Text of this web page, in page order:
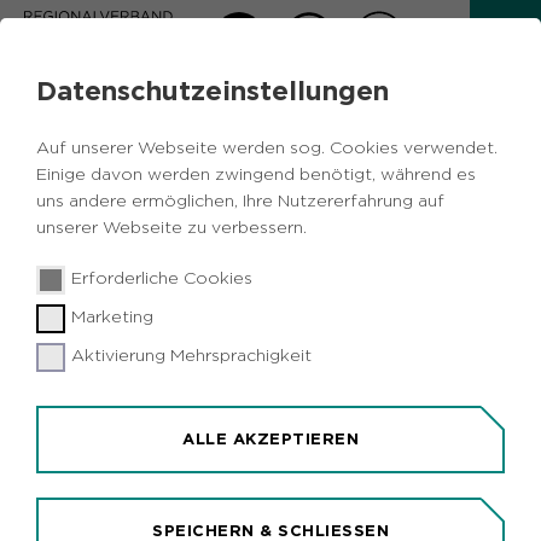
Datenschutzeinstellungen
Auf unserer Webseite werden sog. Cookies verwendet.
Einige davon werden zwingend benötigt, während es
uns andere ermöglichen, Ihre Nutzererfahrung auf
unserer Webseite zu verbessern.
Erforderliche Cookies
Marketing
Aktivierung Mehrsprachigkeit
ALLE AKZEPTIEREN
SPEICHERN & SCHLIESSEN
INFORMATIONSDIENST RUHR
IDR: DIE AGENTUR FÜR NACHRICHTEN
AUS DEM RUHRGEBIET